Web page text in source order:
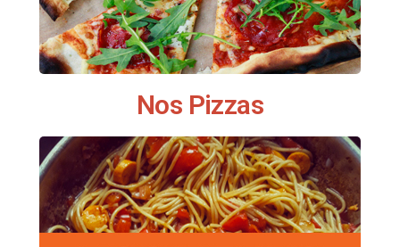
Nos Pizzas